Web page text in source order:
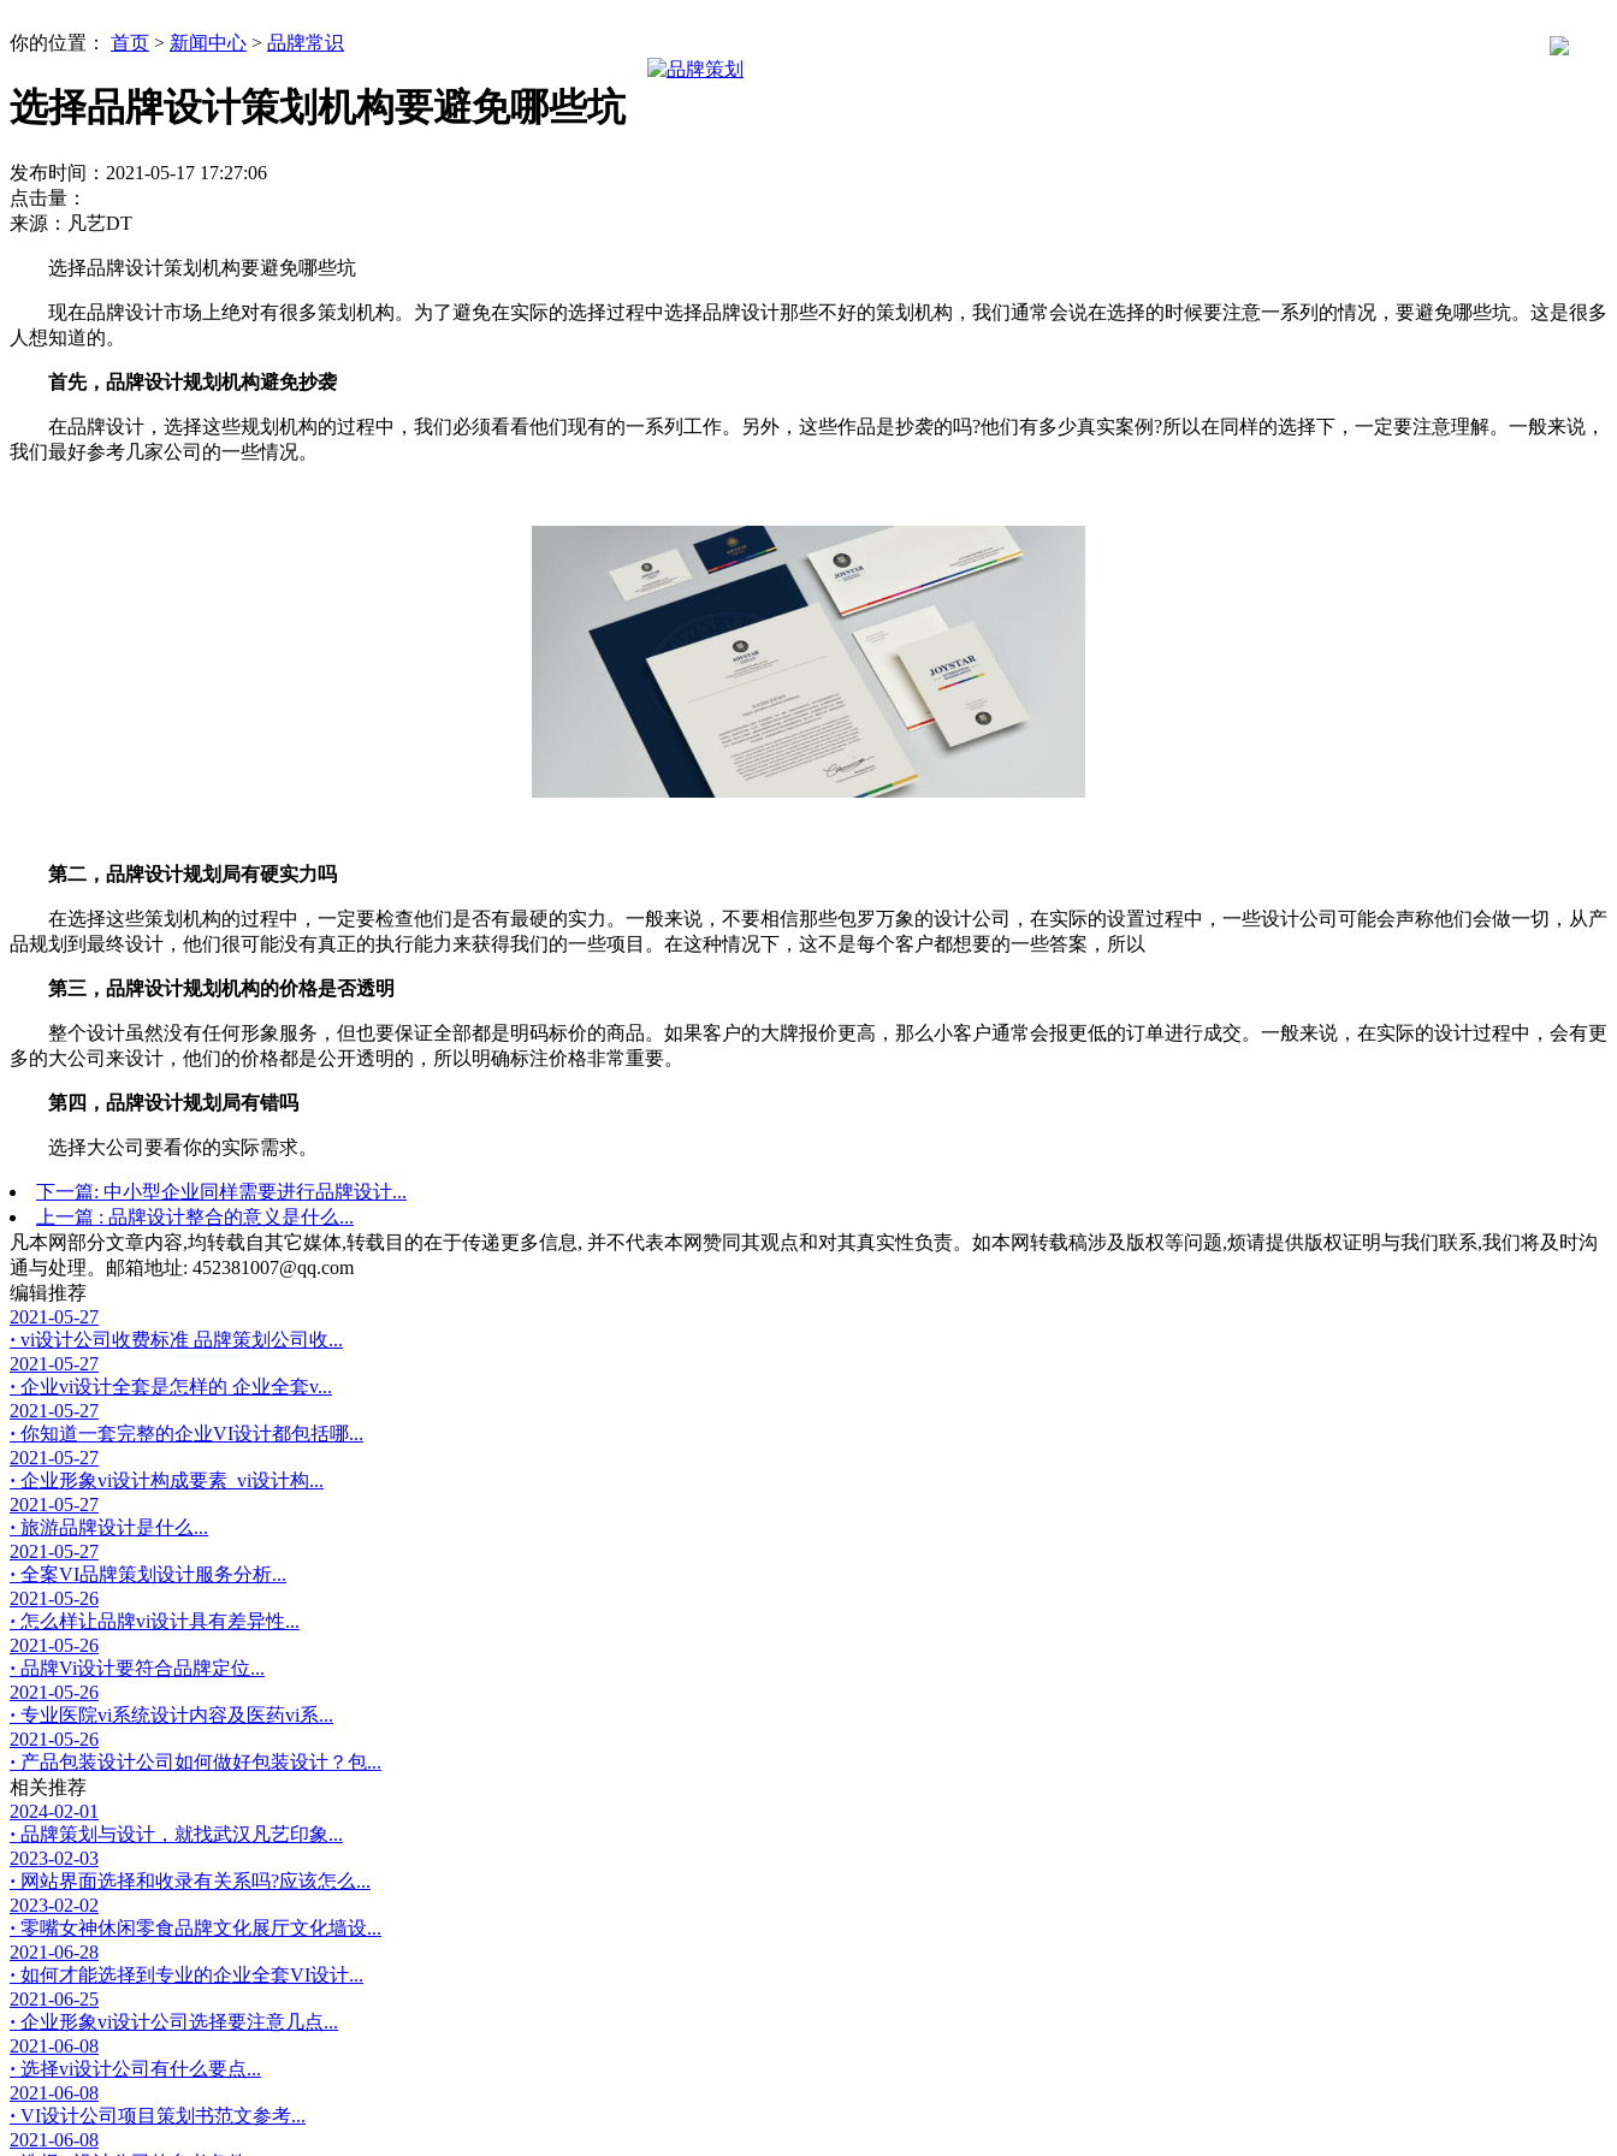
你的位置： 首页 > 新闻中心 > 品牌常识
选择品牌设计策划机构要避免哪些坑
发布时间：2021-05-17 17:27:06
点击量：
来源：凡艺DT
选择品牌设计策划机构要避免哪些坑
现在品牌设计市场上绝对有很多策划机构。为了避免在实际的选择过程中选择品牌设计那些不好的策划机构，我们通常会说在选择的时候要注意一系列的情况，要避免哪些坑。这是很多
人想知道的。
首先，品牌设计规划机构避免抄袭
在品牌设计，选择这些规划机构的过程中，我们必须看看他们现有的一系列工作。另外，这些作品是抄袭的吗?他们有多少真实案例?所以在同样的选择下，一定要注意理解。一般来说，
我们最好参考几家公司的一些情况。
第二，品牌设计规划局有硬实力吗
在选择这些策划机构的过程中，一定要检查他们是否有最硬的实力。一般来说，不要相信那些包罗万象的设计公司，在实际的设置过程中，一些设计公司可能会声称他们会做一切，从产
品规划到最终设计，他们很可能没有真正的执行能力来获得我们的一些项目。在这种情况下，这不是每个客户都想要的一些答案，所以
第三，品牌设计规划机构的价格是否透明
整个设计虽然没有任何形象服务，但也要保证全部都是明码标价的商品。如果客户的大牌报价更高，那么小客户通常会报更低的订单进行成交。一般来说，在实际的设计过程中，会有更
多的大公司来设计，他们的价格都是公开透明的，所以明确标注价格非常重要。
第四，品牌设计规划局有错吗
选择大公司要看你的实际需求。
下一篇: 中小型企业同样需要进行品牌设计...
上一篇 : 品牌设计整合的意义是什么...
凡本网部分文章内容,均转载自其它媒体,转载目的在于传递更多信息, 并不代表本网赞同其观点和对其真实性负责。如本网转载稿涉及版权等问题,烦请提供版权证明与我们联系,我们将及时沟
通与处理。邮箱地址: 452381007@qq.com
编辑推荐
2021-05-27
· vi设计公司收费标准 品牌策划公司收...
2021-05-27
· 企业vi设计全套是怎样的 企业全套v...
2021-05-27
· 你知道一套完整的企业VI设计都包括哪...
2021-05-27
· 企业形象vi设计构成要素_vi设计构...
2021-05-27
· 旅游品牌设计是什么...
2021-05-27
· 全案VI品牌策划设计服务分析...
2021-05-26
· 怎么样让品牌vi设计具有差异性...
2021-05-26
· 品牌Vi设计要符合品牌定位...
2021-05-26
· 专业医院vi系统设计内容及医药vi系...
2021-05-26
· 产品包装设计公司如何做好包装设计？包...
相关推荐
2024-02-01
· 品牌策划与设计，就找武汉凡艺印象...
2023-02-03
· 网站界面选择和收录有关系吗?应该怎么...
2023-02-02
· 零嘴女神休闲零食品牌文化展厅文化墙设...
2021-06-28
· 如何才能选择到专业的企业全套VI设计...
2021-06-25
· 企业形象vi设计公司选择要注意几点...
2021-06-08
· 选择vi设计公司有什么要点...
2021-06-08
· VI设计公司项目策划书范文参考...
2021-06-08